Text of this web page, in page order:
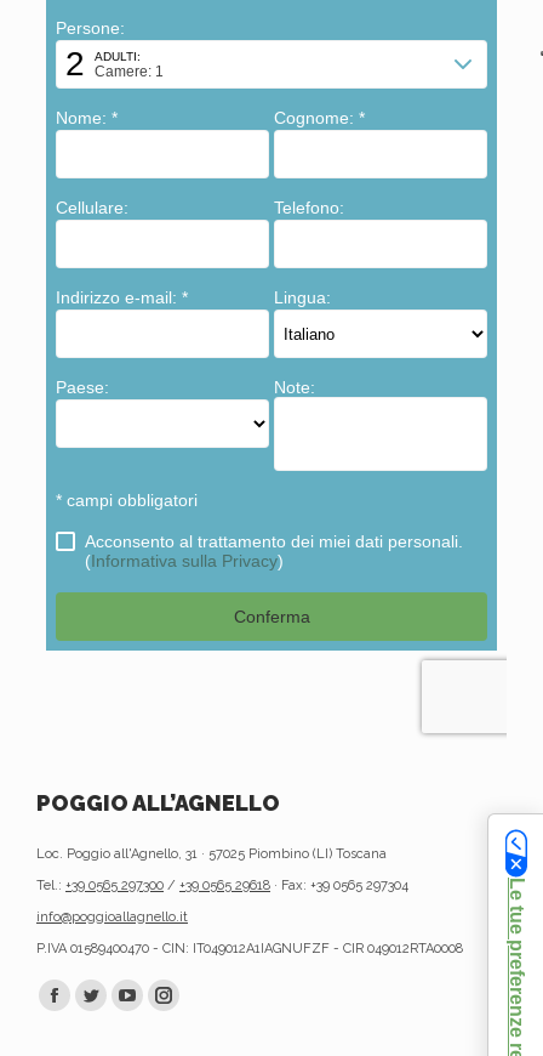
POGGIO ALL’AGNELLO
Loc. Poggio all'Agnello, 31 · 57025 Piombino (LI) Toscana
Tel.: +39 0565 297300 / +39 0565 29618 · Fax: +39 0565 297304
info@poggioallagnello.it
P.IVA 01589400470 - CIN: IT049012A1IAGNUFZF - CIR 049012RTA0008
Find us on:
FacebookTwitterYouTubeInstagram